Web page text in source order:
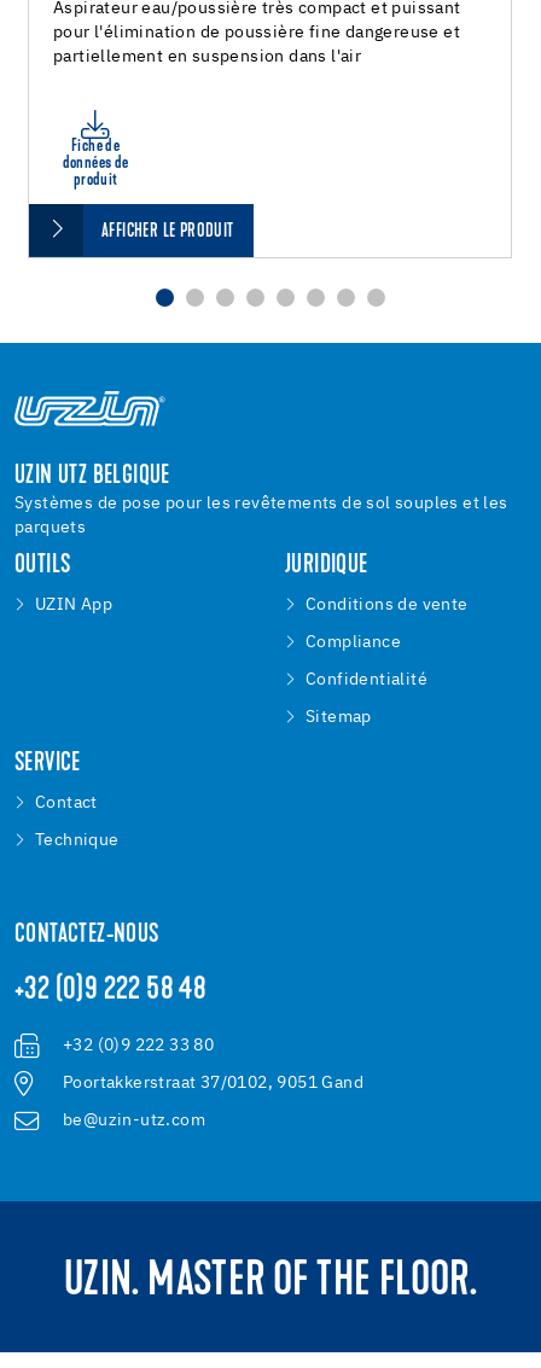
Aspirateur eau/poussière très compact et puissant
pour l'élimination de poussière fine dangereuse et
partiellement en suspension dans l'air
Fiche de
données de
produit
AFFICHER LE PRODUIT
UZIN UTZ BELGIQUE
Systèmes de pose pour les revêtements de sol souples et les
parquets
OUTILS
UZIN App
JURIDIQUE
Conditions de vente
Compliance
Confidentialité
Sitemap
SERVICE
Contact
Technique
CONTACTEZ-NOUS
+32 (0)9 222 58 48
+32 (0)9 222 33 80
Poortakkerstraat 37/0102, 9051 Gand
be@uzin-utz.com
UZIN. MASTER OF THE FLOOR.